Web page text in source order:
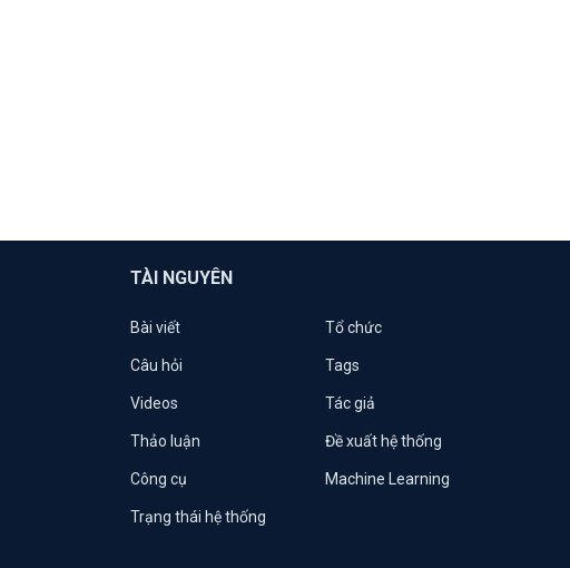
TÀI NGUYÊN
Bài viết Tổ chức
Câu hỏi Tags
Videos Tác giả
Thảo luận Đề xuất hệ thống
Công cụ Machine Learning
Trạng thái hệ thống